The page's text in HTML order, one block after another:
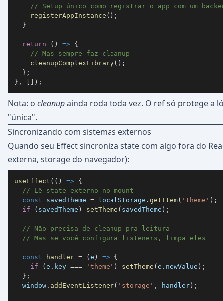
// Setup único como registrar o app com um
registerAppInstance ( ) ;
}
return ( ) => {
// Mas sempre faz cleanup
cleanupComplexLibrary( ) ;
} ;
} , [ ] ) ;
Nota: o cleanupainda roda toda vez. O ref só protege a
"única".
Sincronizando com sistemas externos
Quando seu Effect sincroniza state com algo fora do
externa, storage do navegador):
useEffect ( ( ) => {
// Lê state externo no mount
const savedTheme = localStorage . getItem( 'theme' ) ;
if
( savedTheme ) setTheme ( savedTheme ) ;
// Não precisa de cleanup pra leitura
// Mas se você configura listeners, limpa eles
const handler = (e ) => {
if
(e . key === 'theme' ) setTheme (e . newValue ) ;
} ;
window . addEventListener( 'storage' , handler) ;